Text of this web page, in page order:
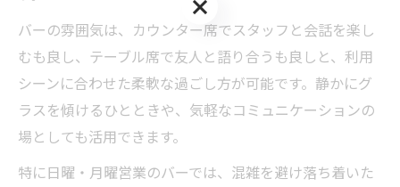
バーの雰囲気は、カウンター席でスタッフと会話を楽し
むも良し、テーブル席で友人と語り合うも良しと、利用
シーンに合わせた柔軟な過ごし方が可能です。静かにグ
ラスを傾けるひとときや、気軽なコミュニケーションの
場としても活用できます。
特に日曜・月曜営業のバーでは、混雑を避け落ち着いた